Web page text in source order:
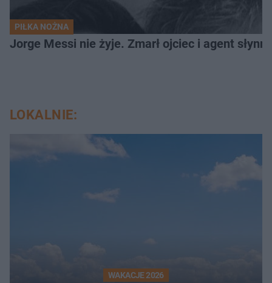
PIŁKA NOŻNA
Jorge Messi nie żyje. Zmarł ojciec i agent
LOKALNIE:
WAKACJE 2026